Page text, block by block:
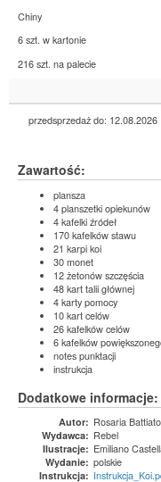
Chiny
6 szt. w kartonie
216 szt. na palecie
przedsprzedaż do: 12.08.2026
Zawartość:
plansza
4 planszetki opiekunów
4 kafelki źródeł
170 kafelków stawu
21 karpi koi
30 monet
12 żetonów szczęścia
48 kart talii głównej
4 karty pomocy
10 kart celów
26 kafelków celów
6 kafelków
notes punktacji
instrukcja
Dodatkowe informacje:
Autor: Rosaria
Wydawca: Rebel
Ilustracje: Emiliano
Wydanie: polskie
Instrukcja: